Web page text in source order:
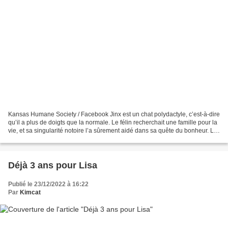
Kansas Humane Society / Facebook Jinx est un chat polydactyle, c’est-à-dire
qu’il a plus de doigts que la normale. Le félin recherchait une famille pour la
vie, et sa singularité notoire l’a sûrement aidé dans sa quête du bonheur. La
Déjà 3 ans pour Lisa
Publié le 23/12/2022 à 16:22
Par Kimcat